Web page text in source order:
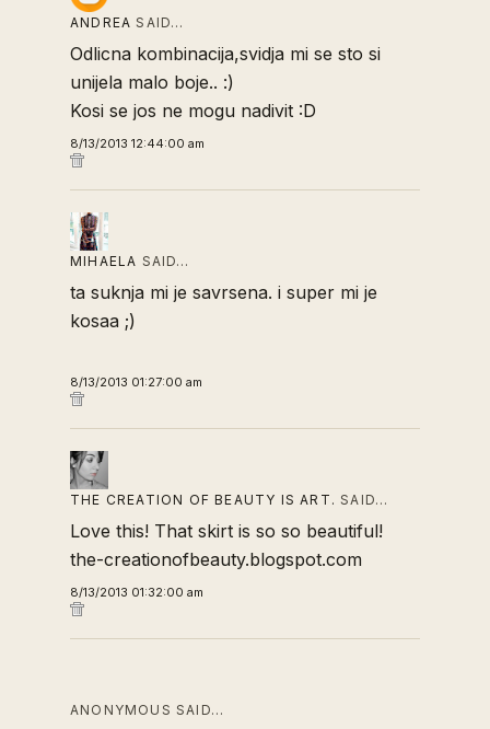
ANDREA SAID…
Odlicna kombinacija,svidja mi se sto si
unijela malo boje.. :)
Kosi se jos ne mogu nadivit :D
8/13/2013 12:44:00 am
MIHAELA SAID…
ta suknja mi je savrsena. i super mi je
kosaa ;)
8/13/2013 01:27:00 am
THE CREATION OF BEAUTY IS ART. SAID…
Love this! That skirt is so so beautiful!
the-creationofbeauty.blogspot.com
8/13/2013 01:32:00 am
ANONYMOUS SAID…